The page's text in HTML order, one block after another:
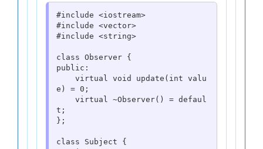
#include <iostream>
#include <vector>
#include <string>
class Observer {
public:
e) = 0;
t;
};
class Subject {